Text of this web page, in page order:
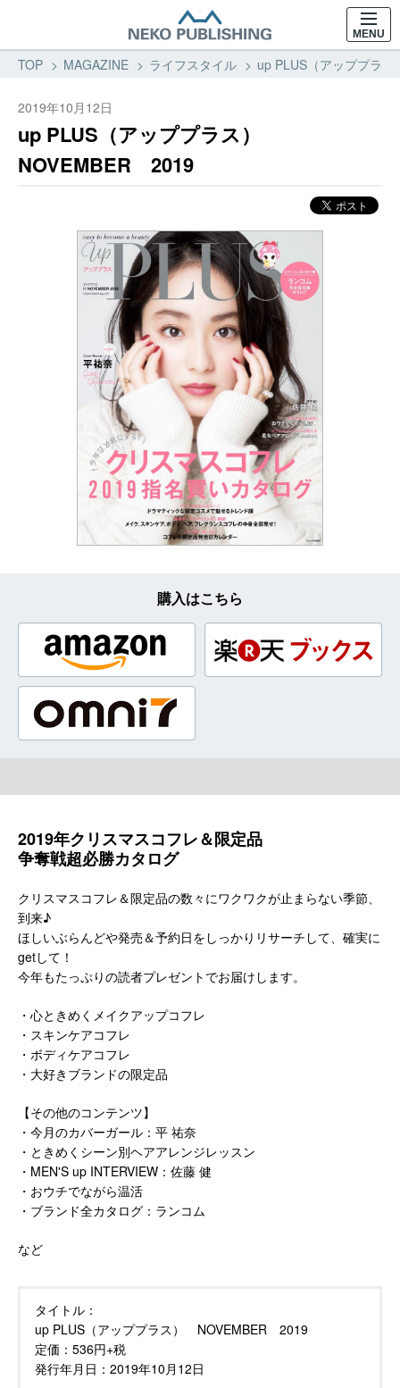
MENU
TOP MAGAZINE ライフスタイル up PLUS（アッププラ
2019年10月12日
up PLUS（アッププラス）
NOVEMBER 2019
購入はこちら
2019年クリスマスコフレ＆限定品
争奪戦超必勝カタログ
クリスマスコフレ＆限定品の数々にワクワクが止まらない季節、
到来♪
ほしいぶらんどや発売＆予約日をしっかりリサーチして、確実に
getして！
今年もたっぷりの読者プレゼントでお届けします。
・心ときめくメイクアップコフレ
・スキンケアコフレ
・ボディケアコフレ
・大好きブランドの限定品
【その他のコンテンツ】
・今月のカバーガール：平 祐奈
・ときめくシーン別ヘアアレンジレッスン
・MEN'S up INTERVIEW：佐藤 健
・おウチでながら温活
・ブランド全カタログ：ランコム
など
タイトル：
up PLUS（アッププラス） NOVEMBER 2019
定価： 536円+税
発行年月日： 2019年10月12日